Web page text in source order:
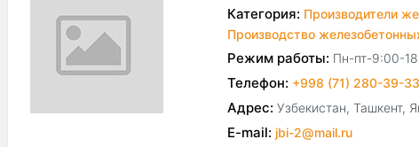
Категория: Производители
Производство
Режим работы: Пн-пт-9:00-
Телефон: +998 (71) 280-39-33
Адрес: Узбекистан, Ташкент,
E-mail: jbi-2@mail.ru